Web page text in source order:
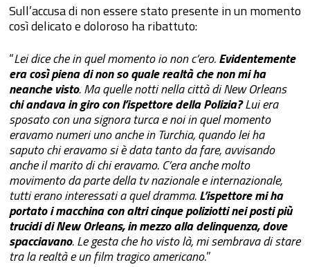
Sull’accusa di non essere stato presente in un momento
così delicato e doloroso ha ribattuto:
“Lei dice che in quel momento io non c’ero.Evidentemente
era così piena di non so quale realtà che non mi ha
neanche visto. Ma quelle notti nella città di New Orleans
chi andava in giro con l’ispettore della Polizia?Lui era
sposato con una signora turca e noi in quel momento
eravamo numeri uno anche in Turchia, quando lei ha
saputo chi eravamo si è data tanto da fare, avvisando
anche il marito di chi eravamo. C’era anche molto
movimento da parte della tv nazionale e internazionale,
tutti erano interessati a quel dramma.L’ispettore mi ha
portato i macchina con altri cinque poliziotti nei posti più
trucidi di New Orleans, in mezzo alla delinquenza, dove
spacciavano. Le gesta che ho visto là, mi sembrava di stare
tra la realtà e un film tragico americano.”